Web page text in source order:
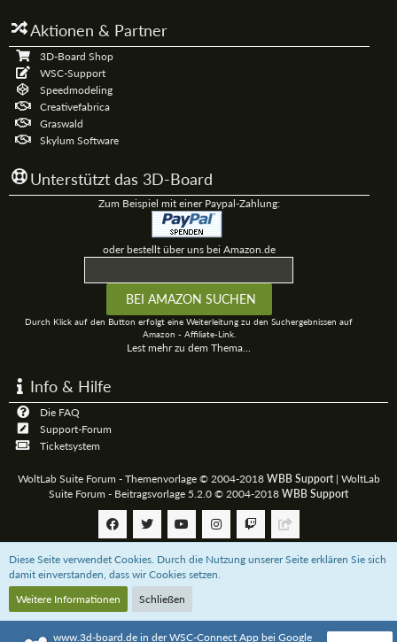
Aktionen & Partner
3D-Board Shop
WSC-Support
Speedmodeling
Creativefabrica
Graswald
Skylum Software
Unterstützt das 3D-Board
Zum Beispiel mit einer Paypal-Zahlung:
oder bestellt über uns bei Amazon.de
Durch Klick auf den Button erfolgt eine Weiterleitung zu den Suchergebnissen auf
Amazon - Affiliate-Link.
Lest mehr zu dem Thema...
Info & Hilfe
Die FAQ
Support-Forum
Ticketsystem
WoltLab Suite Forum - Themenvorlage © 2004-2018 WBB Support| WoltLab
Suite Forum - Beitragsvorlage 5.2.0 © 2004-2018 WBB Support
Community-Software:WoltLab Suite™
Unterstützt das 3D-Board mit einerPaypal-Zahlung oder bestellt über uns bei
Amazon.dewww.3d-board.de in der WSC-Connect App bei Google
Diese Seite verwendet Cookies. Durch die Nutzung unserer Seite erklären Sie sich
damit einverstanden, dass wir Cookies setzen.
Weitere Informationen
Schließen